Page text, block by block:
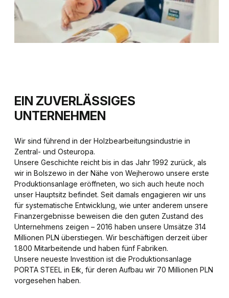
EIN ZUVERLÄSSIGES
UNTERNEHMEN
Wir sind führend in der Holzbearbeitungsindustrie in
Zentral- und Osteuropa.
Unsere Geschichte reicht bis in das Jahr 1992 zurück, als
wir in Bolszewo in der Nähe von Wejherowo unsere erste
Produktionsanlage eröffneten, wo sich auch heute noch
unser Hauptsitz befindet. Seit damals engagieren wir uns
für systematische Entwicklung, wie unter anderem unsere
Finanzergebnisse beweisen die den guten Zustand des
Unternehmens zeigen – 2016 haben unsere Umsätze 314
Millionen PLN überstiegen. Wir beschäftigen derzeit über
1.800 Mitarbeitende und haben fünf Fabriken.
Unsere neueste Investition ist die Produktionsanlage
PORTA STEEL in Ełk, für deren Aufbau wir 70 Millionen PLN
vorgesehen haben.